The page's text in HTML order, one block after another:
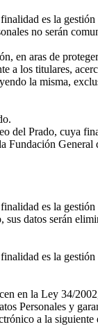
es la
no serán
en aras de
a los titulares,
la misma,
del Prado, cuya
Fundación
es la
datos serán
es la
en la Ley 34/
Personales y
a la siguiente